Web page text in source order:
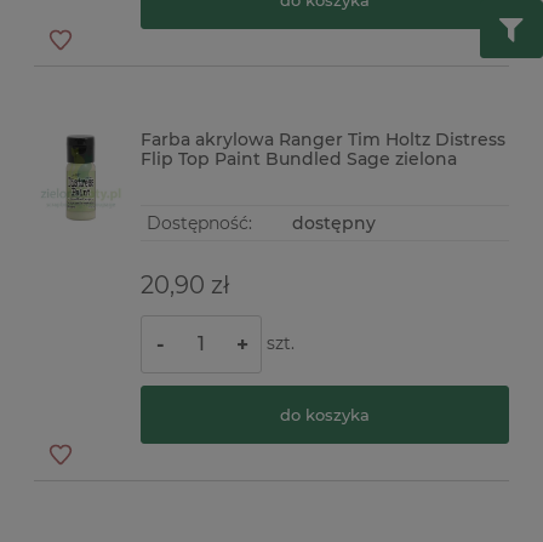
Farba akrylowa Ranger Tim Holtz Distress
Flip Top Paint Bundled Sage zielona
Dostępność: dostępny
20,90 zł
- + szt.
do koszyka